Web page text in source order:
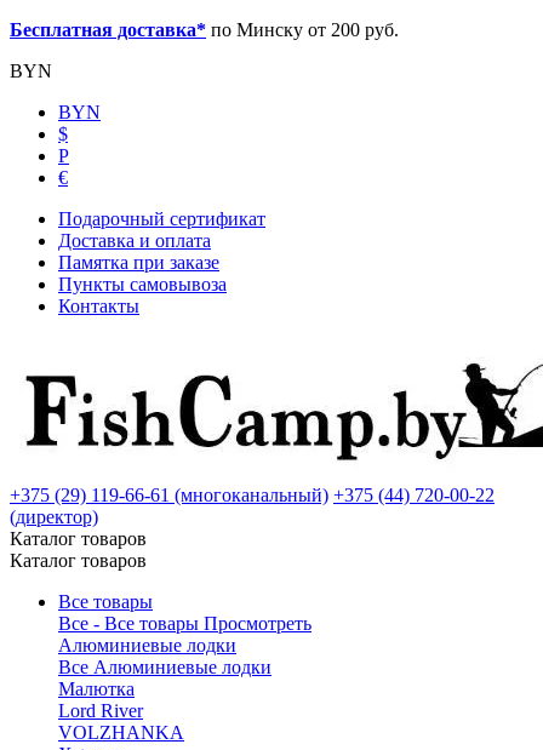
Бесплатная доставка* по Минску от 200 руб.
BYN
BYN
$
Р
€
Подарочный сертификат
Доставка и оплата
Памятка при заказе
Пункты самовывоза
Контакты
+375 (29) 119-66-61 (многоканальный) +375 (44) 720-00-22
(директор)
Каталог товаров
Каталог товаров
Все товары
Все - Все товары Просмотреть
Алюминиевые лодки
Все Алюминиевые лодки
Малютка
Lord River
VOLZHANKA